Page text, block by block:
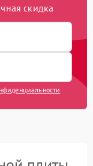
скидка